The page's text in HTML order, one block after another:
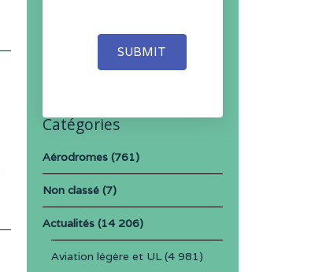
SUBMIT
Catégories
Aérodromes(761)
Non classé(7)
Actualités(14 206)
Aviation légère et UL(4 981)